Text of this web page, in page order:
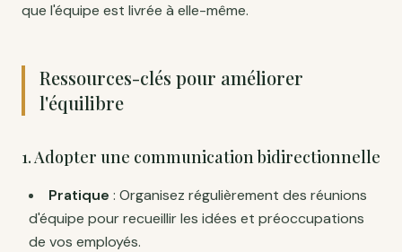
que l'équipe est livrée à elle-même.
Ressources-clés pour améliorer
l'équilibre
1. Adopter une communication bidirectionnelle
Pratique : Organisez régulièrement des réunions
d'équipe pour recueillir les idées et préoccupations
de vos employés.